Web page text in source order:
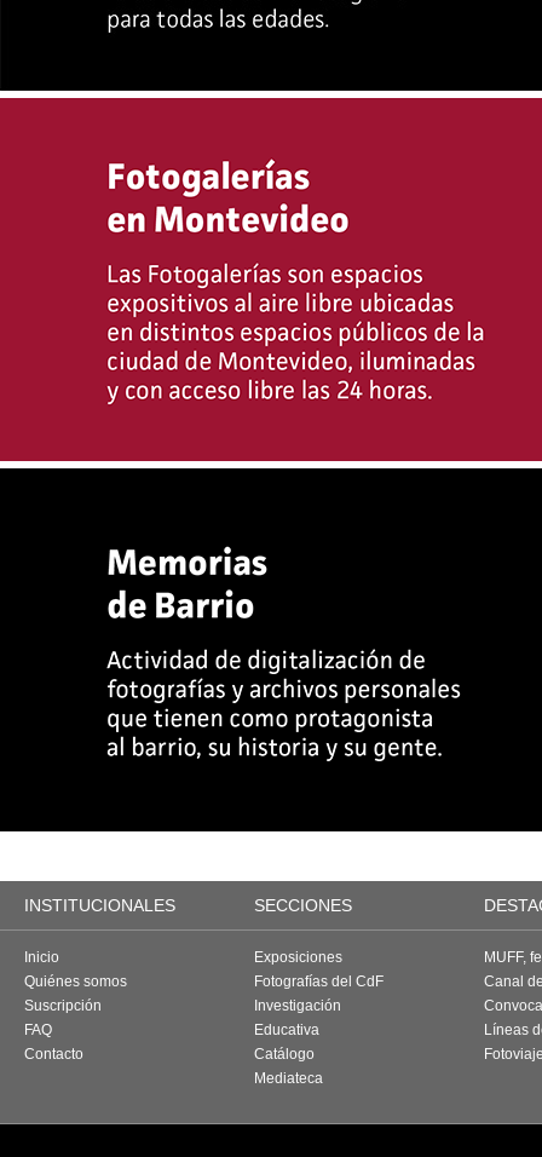
INSTITUCIONALES SECCIONES
Inicio
Quiénes somos
Suscripción
FAQ
Contacto
Exposiciones
Fotografías del CdF
Investigación
Educativa
Catálogo
Mediateca
MUFF,
Canal
Líneas